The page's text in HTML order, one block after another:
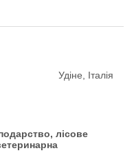
Удіне, Італія
лісове